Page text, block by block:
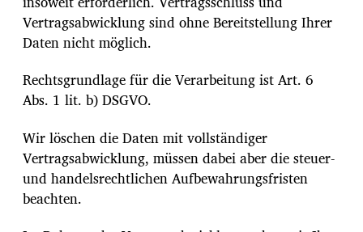
Vertragsabwicklung sind ohne Bereitstellung Ihrer
Daten nicht möglich.
Rechtsgrundlage für die Verarbeitung ist Art. 6
Abs. 1 lit. b) DSGVO.
Wir löschen die Daten mit vollständiger
Vertragsabwicklung, müssen dabei aber die steuer-
und handelsrechtlichen Aufbewahrungsfristen
beachten.